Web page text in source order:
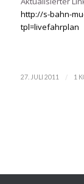
http://s-bahn-
tpl=livefahrplan
27. JULI 2011 / 1